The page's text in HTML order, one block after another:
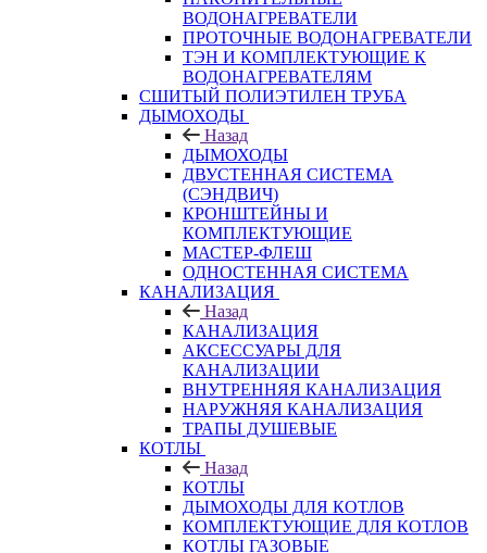
ВОДОНАГРЕВАТЕЛИ
ПРОТОЧНЫЕ ВОДОНАГРЕВАТЕЛИ
ТЭН И КОМПЛЕКТУЮЩИЕ К
ВОДОНАГРЕВАТЕЛЯМ
СШИТЫЙ ПОЛИЭТИЛЕН ТРУБА
ДЫМОХОДЫ
Назад
ДЫМОХОДЫ
ДВУСТЕННАЯ СИСТЕМА
(СЭНДВИЧ)
КРОНШТЕЙНЫ И
КОМПЛЕКТУЮЩИЕ
МАСТЕР-ФЛЕШ
ОДНОСТЕННАЯ СИСТЕМА
КАНАЛИЗАЦИЯ
Назад
КАНАЛИЗАЦИЯ
АКСЕССУАРЫ ДЛЯ
КАНАЛИЗАЦИИ
ВНУТРЕННЯЯ КАНАЛИЗАЦИЯ
НАРУЖНЯЯ КАНАЛИЗАЦИЯ
ТРАПЫ ДУШЕВЫЕ
КОТЛЫ
Назад
КОТЛЫ
ДЫМОХОДЫ ДЛЯ КОТЛОВ
КОМПЛЕКТУЮЩИЕ ДЛЯ КОТЛОВ
КОТЛЫ ГАЗОВЫЕ